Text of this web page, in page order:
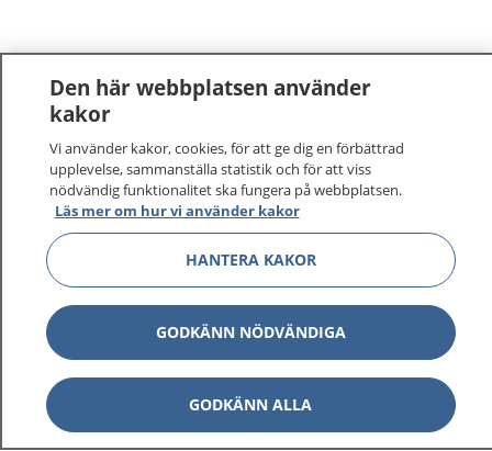
Den här webbplatsen använder
kakor
Vi använder kakor, cookies, för att ge dig en förbättrad
upplevelse, sammanställa statistik och för att viss
nödvändig funktionalitet ska fungera på webbplatsen.
Läs mer om hur vi använder kakor
HANTERA KAKOR
GODKÄNN NÖDVÄNDIGA
GODKÄNN ALLA